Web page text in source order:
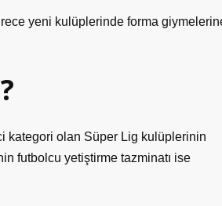
yeni kulüplerinde forma
kategori olan Süper Lig kulüplerinin
futbolcu yetiştirme tazminatı ise